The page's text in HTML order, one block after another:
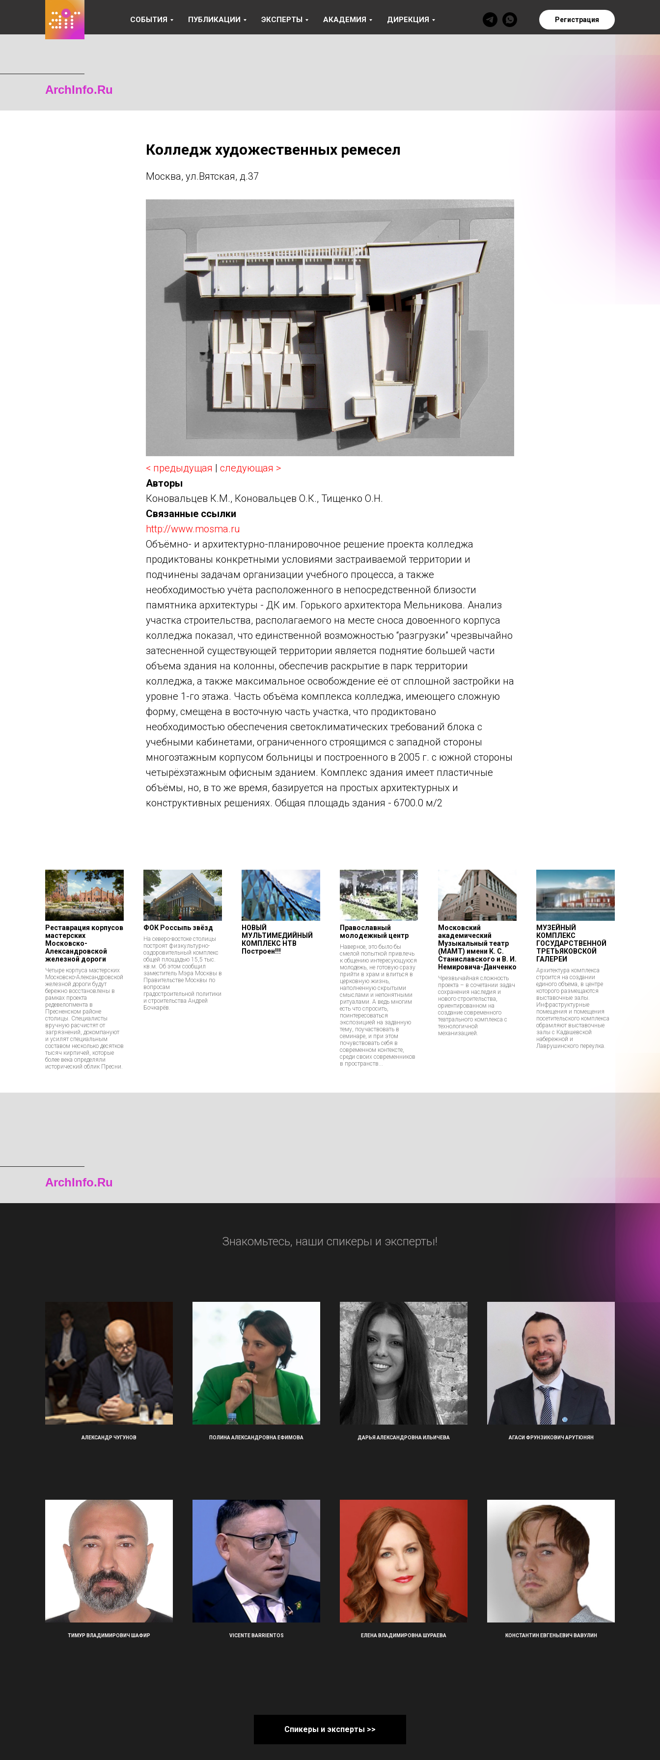
СОБЫТИЯ ПУБЛИКАЦИИ ЭКСПЕРТЫ АКАДЕМИЯ ДИРЕКЦИЯ Регистрация
ArchInfo.Ru
Колледж художественных ремесел
Москва, ул.Вятская, д.37
< предыдущая | следующая >
Авторы
Коновальцев К.М., Коновальцев О.К., Тищенко О.Н.
Связанные ссылки
http://www.mosma.ru
Объёмно- и архитектурно-планировочное решение проекта колледжа
продиктованы конкретными условиями застраиваемой территории и
подчинены задачам организации учебного процесса, а также
необходимостью учёта расположенного в непосредственной близости
памятника архитектуры - ДК им. Горького архитектора Мельникова. Анализ
участка строительства, располагаемого на месте сноса довоенного корпуса
колледжа показал, что единственной возможностью “разгрузки” чрезвычайно
затесненной существующей территории является поднятие большей части
объема здания на колонны, обеспечив раскрытие в парк территории
колледжа, а также максимальное освобождение её от сплошной застройки на
уровне 1-го этажа. Часть объёма комплекса колледжа, имеющего сложную
форму, смещена в восточную часть участка, что продиктовано
необходимостью обеспечения светоклиматических требований блока с
учебными кабинетами, ограниченного строящимся с западной стороны
многоэтажным корпусом больницы и построенного в 2005 г. с южной стороны
четырёхэтажным офисным зданием. Комплекс здания имеет пластичные
объёмы, но, в то же время, базируется на простых архитектурных и
конструктивных решениях. Общая площадь здания - 6700.0 м/2
Реставрация корпусов
мастерских
Московско-
Александровской
железной дороги
Четыре корпуса мастерских
Московско-Александровской
железной дороги будут
бережно восстановлены в
рамках проекта
редевелопмента в
Пресненском районе
столицы. Специалисты
вручную расчистят от
загрязнений, докомпануют
и усилят специальным
составом несколько десятков
тысяч кирпичей, которые
более века определяли
исторический облик Пресни.
ФОК Россыпь звёзд
На северо-востоке столицы
построят физкультурно-
оздоровительный комплекс
общей площадью 15,5 тыс.
кв.м. Об этом сообщил
заместитель Мэра Москвы в
Правительстве Москвы по
вопросам
градостроительной политики
и строительства Андрей
Бочкарёв.
НОВЫЙ
МУЛЬТИМЕДИЙНЫЙ
КОМПЛЕКС НТВ
Построен!!!
Православный
молодежный центр
Наверное, это было бы
смелой попыткой привлечь
к общению интересующуюся
молодежь, не готовую сразу
прийти в храм и влиться в
церковную жизнь,
наполненную скрытыми
смыслами и непонятными
ритуалами. А ведь многим
есть что спросить,
поинтересоваться
экспозицией на заданную
тему, поучаствовать в
семинаре, и при этом
почувствовать себя в
современном контексте,
среди своих современников
в пространств...
Московский
академический
Музыкальный театр
(МАМТ) имени К. С.
Станиславского и В. И.
Немировича-Данченко
Чрезвычайная сложность
проекта – в сочетании задач
сохранения наследия и
нового строительства,
ориентированном на
создание современного
театрального комплекса с
технологичной
механизацией.
МУЗЕЙНЫЙ
КОМПЛЕКС
ГОСУДАРСТВЕННОЙ
ТРЕТЬЯКОВСКОЙ
ГАЛЕРЕИ
Архитектура комплекса
строится на создании
единого объема, в центре
которого размещаются
выставочные залы.
Инфраструктурные
помещения и помещения
посетительского комплекса
обрамляют выставочные
залы с Кадашевской
набережной и
Лаврушинского переулка.
ArchInfo.Ru
Знакомьтесь, наши спикеры и эксперты!
АЛЕКСАНДР ЧУГУНОВ ПОЛИНА АЛЕКСАНДРОВНА ЕФИМОВА ДАРЬЯ АЛЕКСАНДРОВНА ИЛЬИЧЕВА АГАСИ ФРУНЗИКОВИЧ АРУТЮНЯН
ТИМУР ВЛАДИМИРОВИЧ ШАФИР VICENTE BARRIENTOS ЕЛЕНА ВЛАДИМИРОВНА ШУРАЕВА КОНСТАНТИН ЕВГЕНЬЕВИЧ ВАВУЛИН
Спикеры и эксперты >>